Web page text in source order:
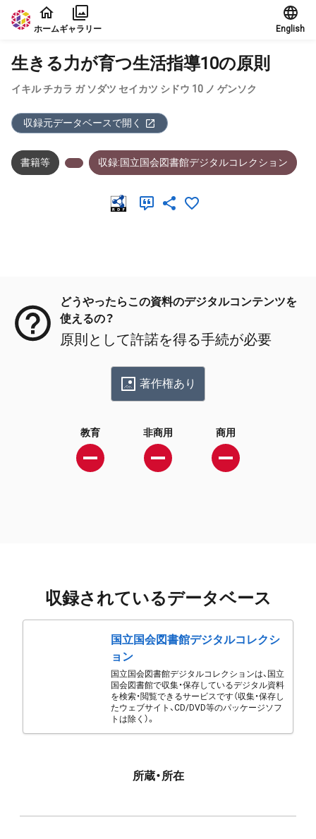
本文に飛ぶ
ホームギャラリー English
生きる力が育つ生活指導10の原則
イキル チカラ ガ ソダツ セイカツ シドウ 10 ノ ゲンソク
収録元データベースで開く
書籍等 収録:国立国会図書館デジタルコレクション
どうやったらこの資料のデジタルコンテンツを
使えるの？
原則として許諾を得る手続が必要
著作権あり
教育 非商用 商用
収録されているデータベース
国立国会図書館デジタルコレクシ
ョン
国立国会図書館デジタルコレクションは、国立
国会図書館で収集・保存しているデジタル資料
を検索・閲覧できるサービスです（収集・保存し
たウェブサイト、CD/DVD等のパッケージソフ
トは除く）。
所蔵・所在